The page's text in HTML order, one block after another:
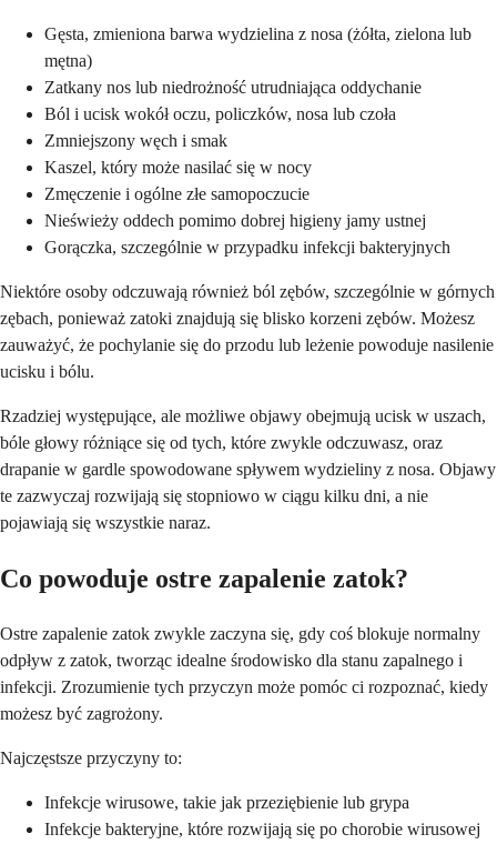
Gęsta, zmieniona barwa wydzielina z nosa (żółta, zielona lub
mętna)
Zatkany nos lub niedrożność utrudniająca oddychanie
Ból i ucisk wokół oczu, policzków, nosa lub czoła
Zmniejszony węch i smak
Kaszel, który może nasilać się w nocy
Zmęczenie i ogólne złe samopoczucie
Nieświeży oddech pomimo dobrej higieny jamy ustnej
Gorączka, szczególnie w przypadku infekcji bakteryjnych
Niektóre osoby odczuwają również ból zębów, szczególnie w górnych
zębach, ponieważ zatoki znajdują się blisko korzeni zębów. Możesz
zauważyć, że pochylanie się do przodu lub leżenie powoduje nasilenie
ucisku i bólu.
Rzadziej występujące, ale możliwe objawy obejmują ucisk w uszach,
bóle głowy różniące się od tych, które zwykle odczuwasz, oraz
drapanie w gardle spowodowane spływem wydzieliny z nosa. Objawy
te zazwyczaj rozwijają się stopniowo w ciągu kilku dni, a nie
pojawiają się wszystkie naraz.
Co powoduje ostre zapalenie zatok?
Ostre zapalenie zatok zwykle zaczyna się, gdy coś blokuje normalny
odpływ z zatok, tworząc idealne środowisko dla stanu zapalnego i
infekcji. Zrozumienie tych przyczyn może pomóc ci rozpoznać, kiedy
możesz być zagrożony.
Najczęstsze przyczyny to:
Infekcje wirusowe, takie jak przeziębienie lub grypa
Infekcje bakteryjne, które rozwijają się po chorobie wirusowej